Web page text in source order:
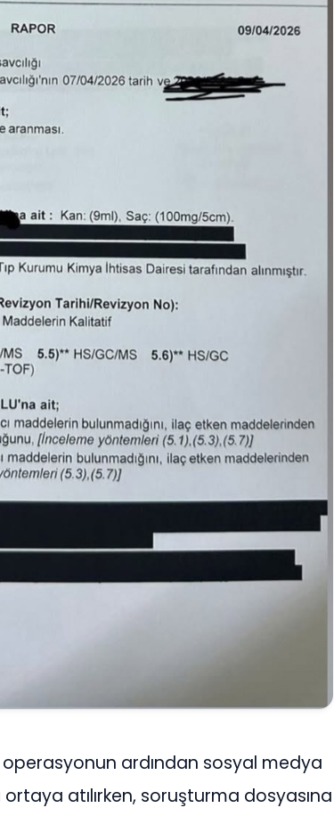
ardından sosyal medya
atılırken, soruşturma dosyasına